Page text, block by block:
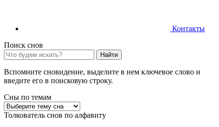
Контакты
Поиск снов
Найти
Вспомните сновидение, выделите в нем ключевое слово и
введите его в поисковую строку.
Сны по темам
Толкователь снов по алфавиту